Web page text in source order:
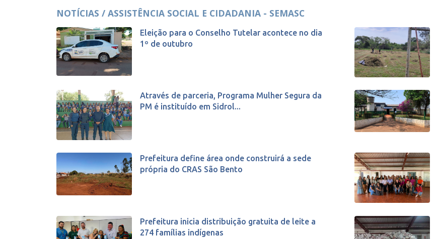
NOTÍCIAS / ASSISTÊNCIA SOCIAL E CIDADANIA - SEMASC
Eleição para o Conselho Tutelar acontece no dia
1º de outubro
Através de parceria, Programa Mulher Segura da
PM é instituído em Sidrol...
Prefeitura define área onde construirá a sede
própria do CRAS São Bento
Prefeitura inicia distribuição gratuita de leite a
274 famílias indígenas